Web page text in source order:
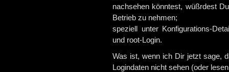
nachsehen könntest, wüßrdest
Betrieb zu nehmen;
speziell unter Konfigurations-
und root-Login.
Was ist, wenn ich Dir jetzt sage,
Logindaten nicht sehen (oder